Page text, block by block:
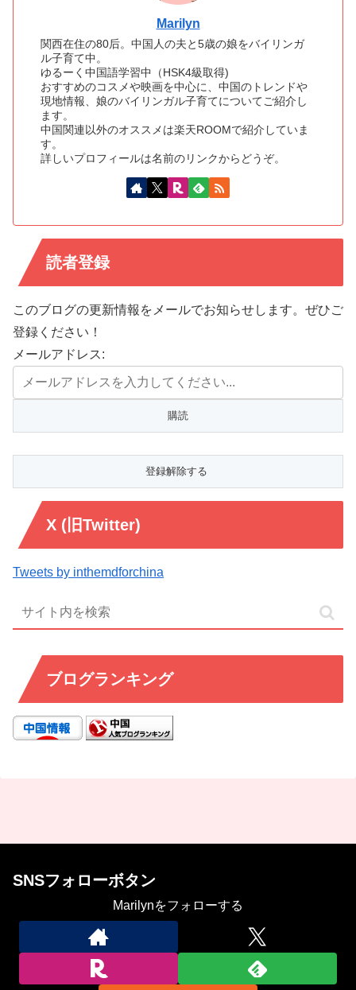
Marilyn
関西在住の80后。中国人の夫と5歳の娘をバイリンガ
ル子育て中。
ゆるーく中国語学習中（HSK4級取得)
おすすめのコスメや映画を中心に、中国のトレンドや
現地情報、娘のバイリンガル子育てについてご紹介し
ます。
中国関連以外のオススメは楽天ROOMで紹介していま
す。
詳しいプロフィールは名前のリンクからどうぞ。
読者登録
このブログの更新情報をメールでお知らせします。ぜひご
登録ください！
メールアドレス:
X (旧Twitter)
Tweets by inthemdforchina
ブログランキング
SNSフォローボタン
Marilynをフォローする